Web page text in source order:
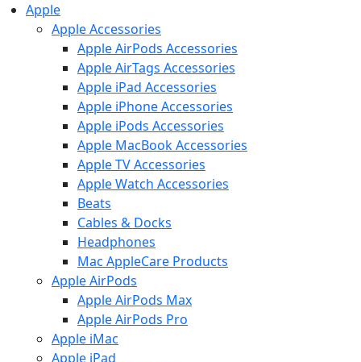
Apple
Apple Accessories
Apple AirPods Accessories
Apple AirTags Accessories
Apple iPad Accessories
Apple iPhone Accessories
Apple iPods Accessories
Apple MacBook Accessories
Apple TV Accessories
Apple Watch Accessories
Beats
Cables & Docks
Headphones
Mac AppleCare Products
Apple AirPods
Apple AirPods Max
Apple AirPods Pro
Apple iMac
Apple iPad